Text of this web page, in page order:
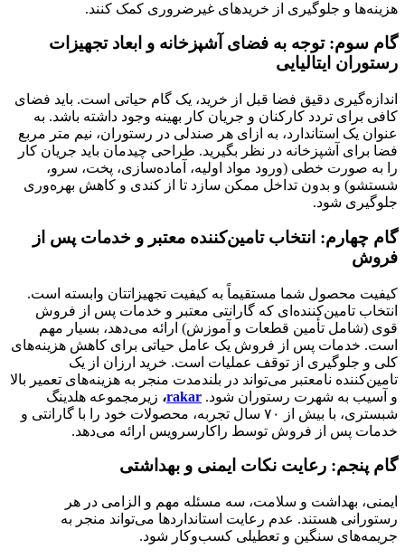
هزینه‌ها و جلوگیری از خریدهای غیرضروری کمک کنند.
گام سوم: توجه به فضای آشپزخانه و ابعادتجهیزات
رستوران ایتالیایی
اندازه‌گیری دقیق فضا قبل از خرید، یک گام حیاتی است. باید فضای
کافی برای تردد کارکنان و جریان کار بهینه وجود داشته باشد. به
عنوان یک استاندارد، به ازای هر صندلی در رستوران، نیم متر مربع
فضا برای آشپزخانه در نظر بگیرید. طراحی چیدمان باید جریان کار
را به صورت خطی (ورود مواد اولیه، آماده‌سازی، پخت، سرو،
شستشو) و بدون تداخل ممکن سازد تا از کندی و کاهش بهره‌وری
جلوگیری شود.
گام چهارم: انتخاب تامین‌کننده معتبر و خدمات پس از
فروش
کیفیت محصول شما مستقیماً به کیفیت تجهیزاتتان وابسته است.
انتخاب تامین‌کننده‌ای که گارانتی معتبر و خدمات پس از فروش
قوی (شامل تأمین قطعات و آموزش) ارائه می‌دهد، بسیار مهم
است. خدمات پس از فروش یک عامل حیاتی برای کاهش هزینه‌های
کلی و جلوگیری از توقف عملیات است. خرید ارزان از یک
تامین‌کننده نامعتبر می‌تواند در بلندمدت منجر به هزینه‌های تعمیر بالا
و آسیب به شهرت رستوران شود. rakar، زیرمجموعه هلدینگ
شبستری، با بیش از ۷۰ سال تجربه، محصولات خود را با گارانتی و
خدمات پس از فروش توسط راکارسرویس ارائه می‌دهد.
گام پنجم: رعایت نکات ایمنی و بهداشتی
ایمنی، بهداشت و سلامت، سه مسئله مهم و الزامی در هر
رستورانی هستند. عدم رعایت استانداردها می‌تواند منجر به
جریمه‌های سنگین و تعطیلی کسب‌وکار شود.